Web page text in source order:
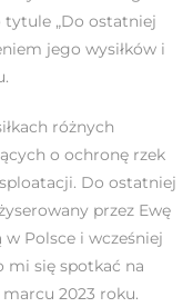
„Do ostatniej
jego wysiłków i
różnych
o ochronę rzek
Do ostatniej
przez Ewę
w Polsce i wcześniej
mi się spotkać na
2023 roku.